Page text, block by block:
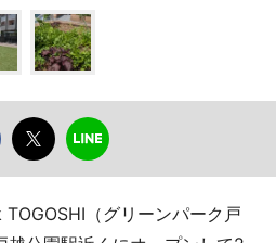
（グリーンパーク戸